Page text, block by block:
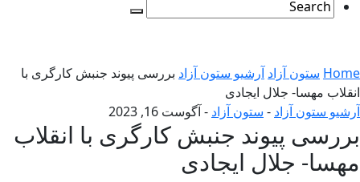
Home ستون آزاد آرشیو ستون آزاد بررسی پیوند جنبش کارگری با
انقلاب مهسا- جلال ایجادی
آرشیو ستون آزاد - ستون آزاد -آگوست 16, 2023
بررسی پیوند جنبش کارگری با انقلاب
مهسا- جلال ایجادی